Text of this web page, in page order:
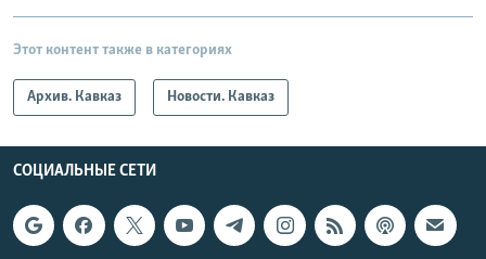
Этот контент также в категориях
Архив. Кавказ Новости. Кавказ
СОЦИАЛЬНЫЕ СЕТИ